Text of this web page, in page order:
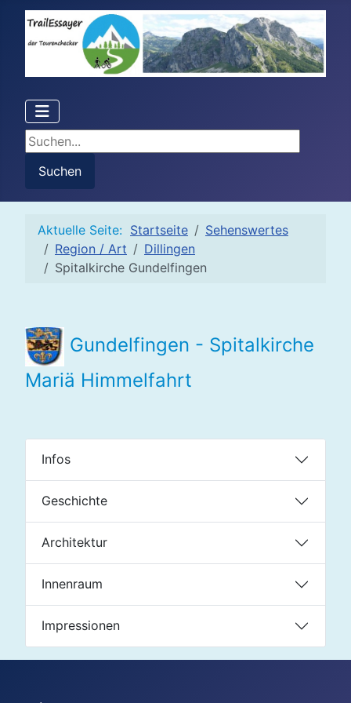
Suchen...
Suchen
Aktuelle Seite: Startseite
Sehenswertes
Region / Art
Dillingen
Spitalkirche Gundelfingen
Gundelfingen - Spitalkirche
Mariä Himmelfahrt
Infos
Geschichte
Architektur
Innenraum
Impressionen